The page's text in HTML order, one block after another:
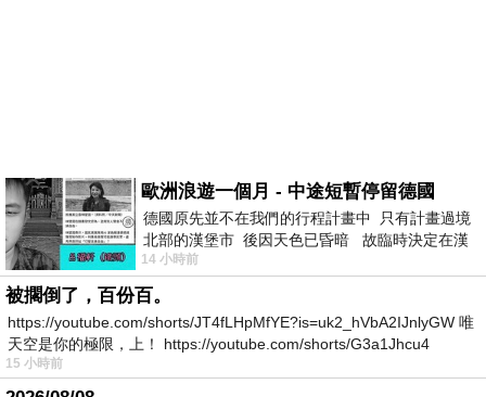
歐洲浪遊一個月 - 中途短暫停留德國
德國原先並不在我們的行程計畫中 只有計畫過境
北部的漢堡市 後因天色已昏暗 故臨時決定在漢
堡市吃晚餐和過夜
14 小時前
被擱倒了，百份百。
https://youtube.com/shorts/JT4fLHpMfYE?is=uk2_hVbA2IJnlyGW 唯
天空是你的極限，上！ https://youtube.com/shorts/G3a1Jhcu4
15 小時前